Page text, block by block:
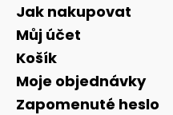
Jak nakupovat
Můj účet
Košík
Moje objednávky
Zapomenuté heslo